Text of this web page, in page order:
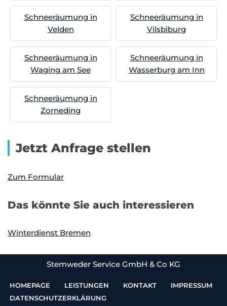
Schneeräumung in
Velden
Schneeräumung in
Vilsbiburg
Schneeräumung in
Waging am See
Schneeräumung in
Wasserburg am Inn
Schneeräumung in
Zorneding
Jetzt Anfrage stellen
Zum Formular
Das könnte Sie auch interessieren
Winterdienst Bremen
Stemweder Service GmbH & Co KG
HOMEPAGE LEISTUNGEN KONTAKT
IMPRESSUM
DATENSCHUTZERKLÄRUNG